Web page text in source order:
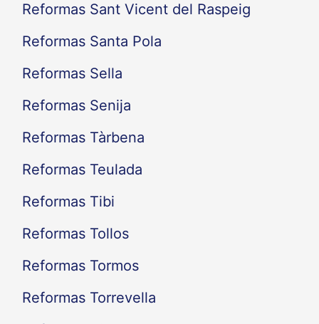
Reformas Sant Vicent del Raspeig
Reformas Santa Pola
Reformas Sella
Reformas Senija
Reformas Tàrbena
Reformas Teulada
Reformas Tibi
Reformas Tollos
Reformas Tormos
Reformas Torrevella